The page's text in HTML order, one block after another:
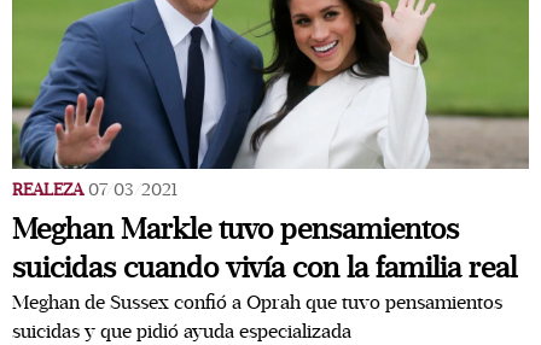
REALEZA 07/03/2021
Meghan Markle tuvo pensamientos
suicidas cuando vivía con la familia real
Meghan de Sussex confió a Oprah que tuvo pensamientos
suicidas y que pidió ayuda especializada